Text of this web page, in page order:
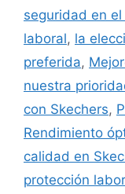
seguridad en
laboral, la
preferida,
nuestra
con Skechers,
Rendimiento
calidad en
protección